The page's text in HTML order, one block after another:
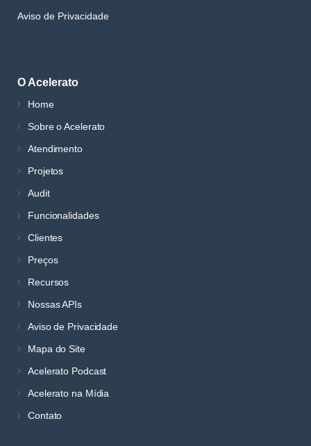
Aviso de Privacidade
O Acelerato
Home
Sobre o Acelerato
Atendimento
Projetos
Audit
Funcionalidades
Clientes
Preços
Recursos
Nossas APIs
Aviso de Privacidade
Mapa do Site
Acelerato Podcast
Acelerato na Mídia
Contato